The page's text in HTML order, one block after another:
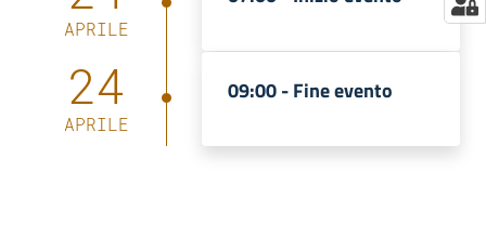
APRILE
24
APRILE
09:00 -Fine evento